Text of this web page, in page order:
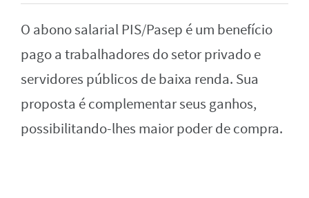
O abono salarial PIS/Pasep é um benefício
pago a trabalhadores do setor privado e
servidores públicos de baixa renda. Sua
proposta é complementar seus ganhos,
possibilitando-lhes maior poder de compra.